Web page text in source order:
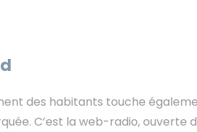
des habitants touche
C’est la web-radio, ouverte